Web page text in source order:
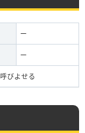
ー
ー
びよせる